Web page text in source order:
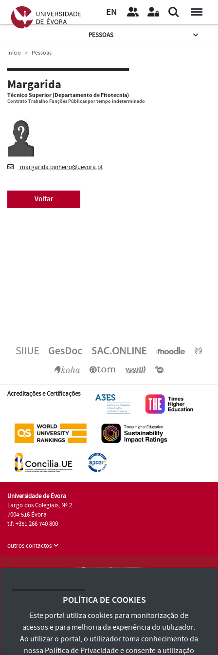
EN
PESSOAS
Início Pessoas
Margarida
Técnico Superior (Departamento de Fitotecnia)
Contrato Trabalho Funções Públicas por tempo indeterminado
margarida.pinheiro@uevora.pt
Voltar
Acreditações e Certificações
Universidade de Évora
Largo dos Colegiais, Nº 2
7004-516 Évora
tlf: +351 266 740 800
outros contactos
Consulte os Termos e Condições e Política de Privacidade
Declaração de Acessibilidade
POLÍTICA DE COOKIES
Este portal utiliza cookies para monitorização de
acessos e para melhoria da experiência do utilizador.
Ao utilizar o portal, o utilizador toma conhecimento da
nossa Política de Privacidadee consente a utilização